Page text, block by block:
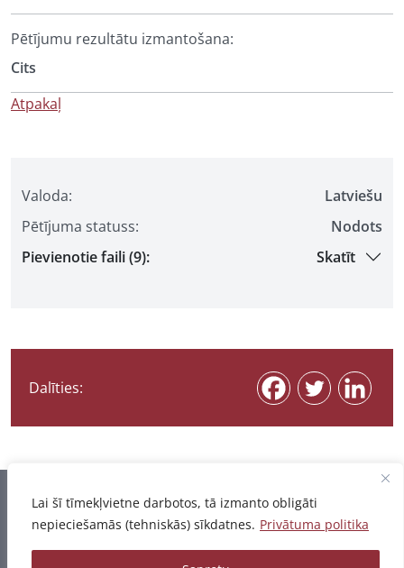
Lai šī tīmekļvietne darbotos, tā izmanto obligāti
nepieciešamās (tehniskās) sīkdatnes. Privātuma politika
Valoda:
Latviešu
Pētījuma statuss:
Nodots
Pievienotie faili (9):
Skatīt
Dalīties:
Pētījumu rezultātu izmantošana:
Cits
Atpakaļ
Informācija pēdējo reizi atjaunota 07.08.2026